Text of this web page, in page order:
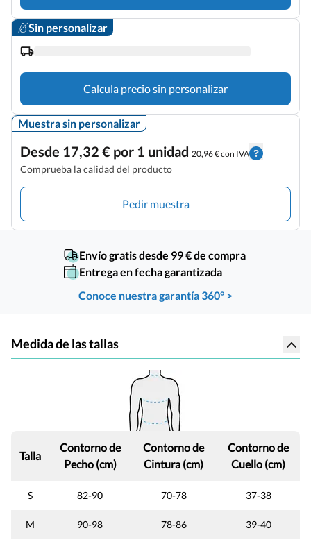
Sin personalizar
Calcula precio sin personalizar
Muestra sin personalizar
Desde 17,32 € por 1 unidad 20,96 € con IVA
Comprueba la calidad del producto
Pedir muestra
Envío gratis desde 99 € de compra
Entrega en fecha garantizada
Conoce nuestra garantía 360° >
Medida de las tallas
Talla
Contorno de
Pecho (cm)
Contorno de
Cintura (cm)
Contorno de
Cuello (cm)
S 82-90 70-78 37-38
M 90-98 78-86 39-40